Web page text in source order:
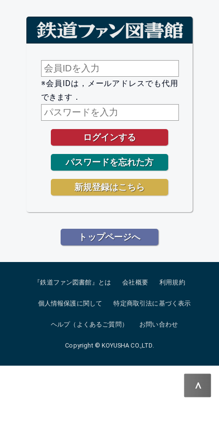
※会員IDは，メールアドレスでも代用
できます．
トップページへ
『鉄道ファン図書館』とは 会社概要 利用規約
個人情報保護に関して 特定商取引法に基づく表示
ヘルプ（よくあるご質問） お問い合わせ
Copyright © KOYUSHA CO.,LTD.